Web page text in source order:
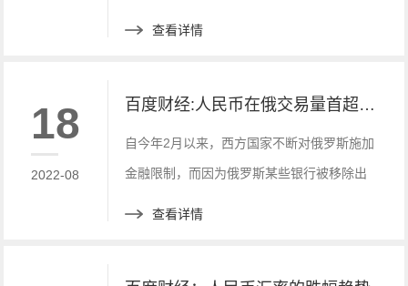
查看详情
18
2022-08
百度财经:人民币在俄交易量首超美元！
自今年2月以来，西方国家不断对俄罗斯施加
金融限制，而因为俄罗斯某些银行被移除出
查看详情